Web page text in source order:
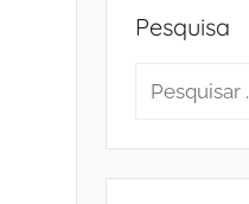
Pesquisa
Pesquisar